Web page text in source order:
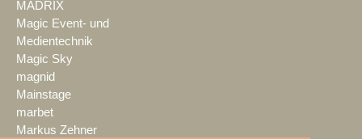
MADRIX
Magic Event- und
Medientechnik
Magic Sky
magnid
Mainstage
marbet
Markus Zehner